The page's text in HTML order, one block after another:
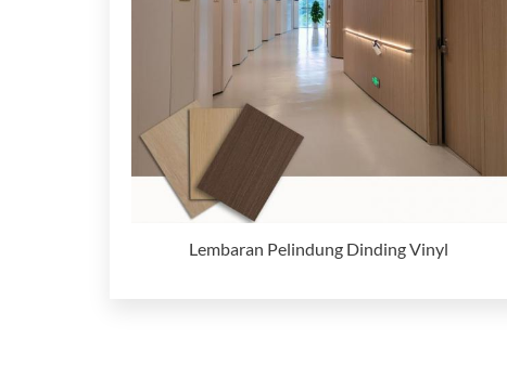
Lembaran Pelindung Dinding Vinyl